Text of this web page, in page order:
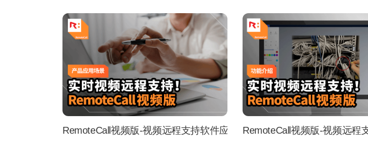
RemoteCall视频版-视频远程支持软件应用场景RemoteCall视频版-视频远程